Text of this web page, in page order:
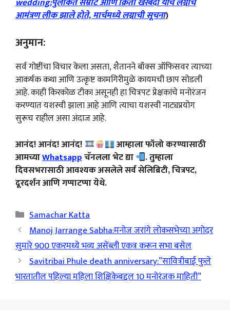
आमंत्रण लीक झाले होते, मार्चमध्ये लग्नाची सूचना)
अनुमान:
सर्व गोष्टींचा विचार केला असता, शैतानने बॉक्स ऑफिसवर त्याच्या
आकर्षक कथा आणि उत्कृष्ट कामगिरीमुळे कायमची छाप सोडली
आहे. काही किरकोळ टीका असूनही हा चित्रपट प्रेक्षकांचे मनोरंजन
करण्यात यशस्वी झाला आहे आणि त्याचा यशस्वी नाट्यप्रयोग
सुरूच राहील असा अंदाज आहे.
आनंद! आनंद! आनंद!
आम्हाला फॉलो करण्यासाठी
आमच्याWhatsappचॅनलला भेट द्या
. तुम्हाला
दिवसभरासाठी आवश्यक असलेले सर्व सेलिब्रिटी, चित्रपट,
दूरदर्शन आणि गप्पाटप्पा येथे.
Categories
Samachar Katta
Manoj Jarrange Sabha:मनोज जरांगे लोकसभेच्या अगोदर
सुमारे 900 एकरमध्ये भव्य असेंब्ली एकत्र करून सभा बसेल
Savitribai Phule death anniversary:”सावित्रीबाई फुले
भारतातील पहिल्या महिला शिक्षिकेबद्दल 10 मनोरंजक माहिती”